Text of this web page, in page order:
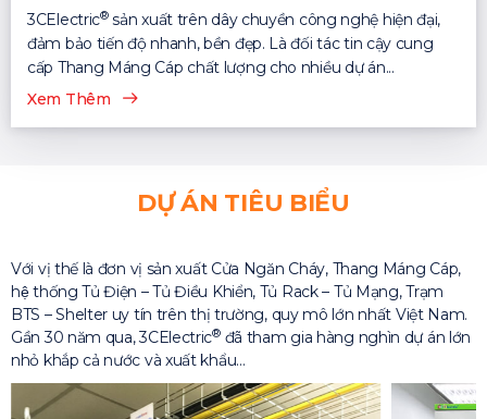
3CElectric®sản xuất trên dây chuyền công nghệ hiện đại,
đảm bảo tiến độ nhanh, bền đẹp. Là đối tác tin cậy cung
cấp Thang Máng Cáp chất lượng cho nhiều dự án...
Xem Thêm
DỰ ÁN TIÊU BIỂU
Với vị thế là đơn vị sản xuất Cửa Ngăn Cháy, Thang Máng Cáp,
hệ thống Tủ Điện – Tủ Điều Khiển, Tủ Rack – Tủ Mạng, Trạm
BTS – Shelter uy tín trên thị trường, quy mô lớn nhất Việt Nam.
Gần 30 năm qua, 3CElectric®đã tham gia hàng nghìn dự án lớn
nhỏ khắp cả nước và xuất khẩu…